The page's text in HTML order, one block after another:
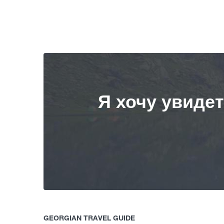
Я хочу
GEORGIAN TRAVEL GUIDE